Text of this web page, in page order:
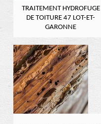
TRAITEMENT HYDROFUGE
DE TOITURE 47 LOT-ET-
GARONNE